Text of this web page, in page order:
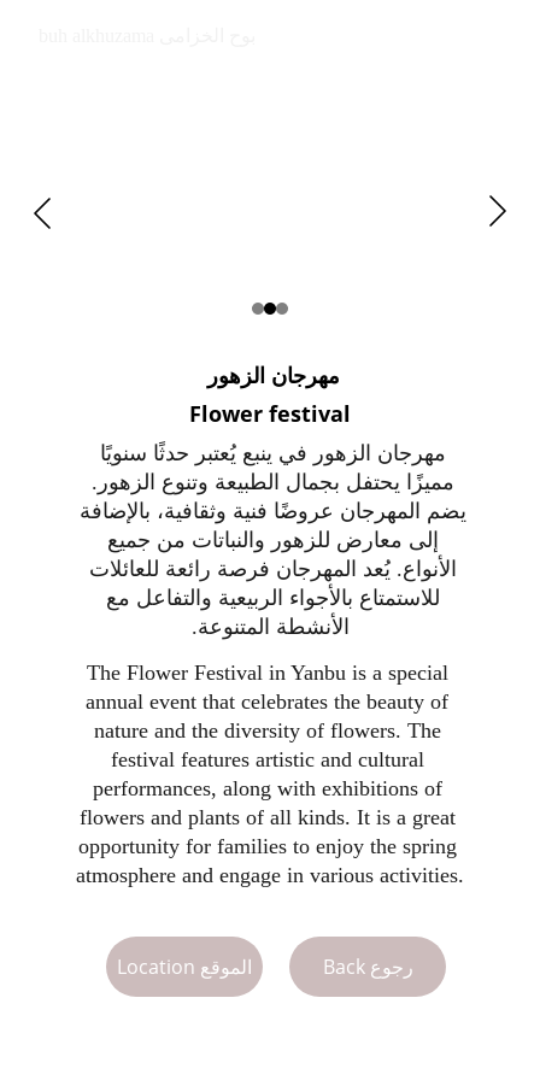
Back رجوع
مهرجان الزهور في ينبع يُعتبر حدثًا سنويًا
مميزًا يحتفل بجمال الطبيعة وتنوع الزهور.
يضم المهرجان عروضًا فنية وثقافية، بالإضافة
إلى معارض للزهور والنباتات من جميع
الأنواع. يُعد المهرجان فرصة رائعة للعائلات
للاستمتاع بالأجواء الربيعية والتفاعل مع
الأنشطة المتنوعة.
The Flower Festival in Yanbu is a special
annual event that celebrates the beauty of
nature and the diversity of flowers. The
festival features artistic and cultural
performances, along with exhibitions of
flowers and plants of all kinds. It is a great
opportunity for families to enjoy the spring
atmosphere and engage in various activities.
Location الموقع
مهرجان الزهور
Flower festival